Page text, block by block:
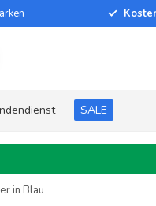
SALE
in Blau